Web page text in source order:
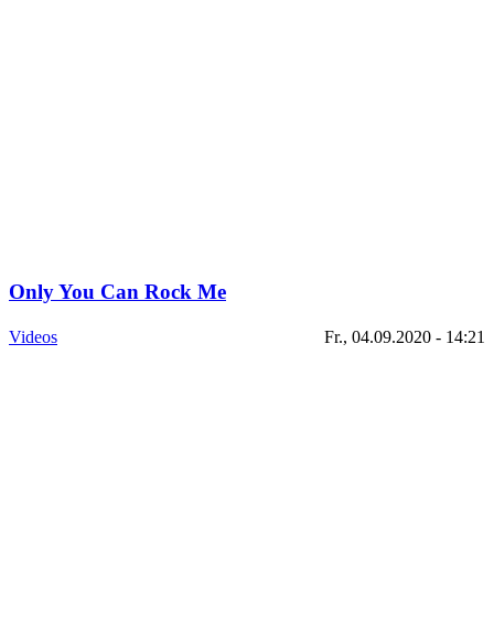
Only You Can Rock Me
Videos Fr., 04.09.2020 - 14:21